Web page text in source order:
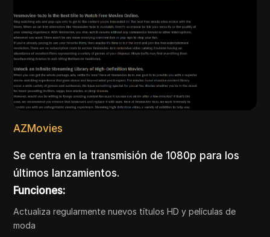
AZMovies
Se centra en la transmisión de 1080p para los
últimos lanzamientos.
Funciones:
Actualiza regularmente nuevos títulos HD y películas de
moda